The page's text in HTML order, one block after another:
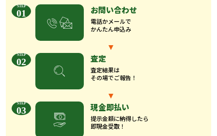
01 お問い合わせ
電話かメールで
かんたん申込み
02 査定
査定結果は
その場でご報告！
03 現金即払い
提示金額に納得したら
即現金受取！